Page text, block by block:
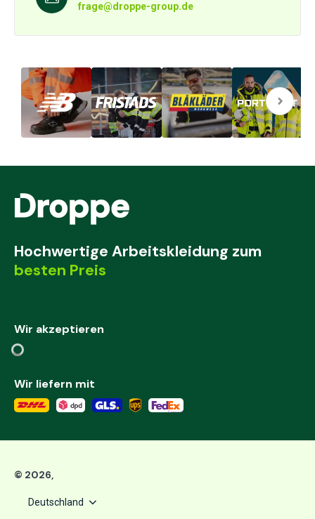
frage@droppe-group.de
Hochwertige Arbeitskleidung zum
besten Preis
Wir akzeptieren
Wir liefern mit
© 2026,
Deutschland